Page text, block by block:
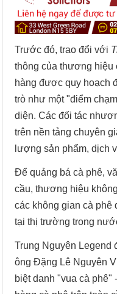
Trước đó, trao đổi với
thông của thương hiệu
hàng được quy hoạch
trò như một "điểm
diện. Các đối tác
trên nền tảng chuyên
lượng sản phẩm, dịch
Để quảng bá cà phê,
cầu, thương hiệu
các không gian cà phê
tại thị trường trong
Trung Nguyên Legend
ông Đặng Lê Nguyên
biệt danh "vua cà phê"